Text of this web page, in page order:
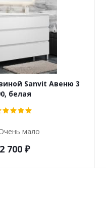
Sanvit Авеню 3
белая
мало
700 ₽